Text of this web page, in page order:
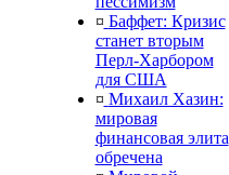
¤ Баффет: Кризис
станет вторым
Перл-Харбором
для США
¤ Михаил Хазин:
мировая
финансовая элита
обречена